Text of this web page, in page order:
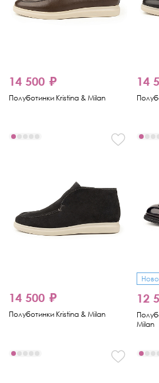
14 500 ₽
Полуботинки Kristina & Milan
14
14 500 ₽
Полуботинки Kristina & Milan
12
Milan